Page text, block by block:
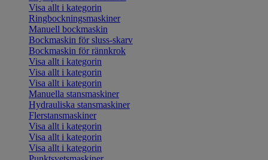
Visa allt i kategorin
Ringbockningsmaskiner
Manuell bockmaskin
Bockmaskin för sluss-skarv
Bockmaskin för rännkrok
Visa allt i kategorin
Visa allt i kategorin
Visa allt i kategorin
Manuella stansmaskiner
Hydrauliska stansmaskiner
Flerstansmaskiner
Visa allt i kategorin
Visa allt i kategorin
Visa allt i kategorin